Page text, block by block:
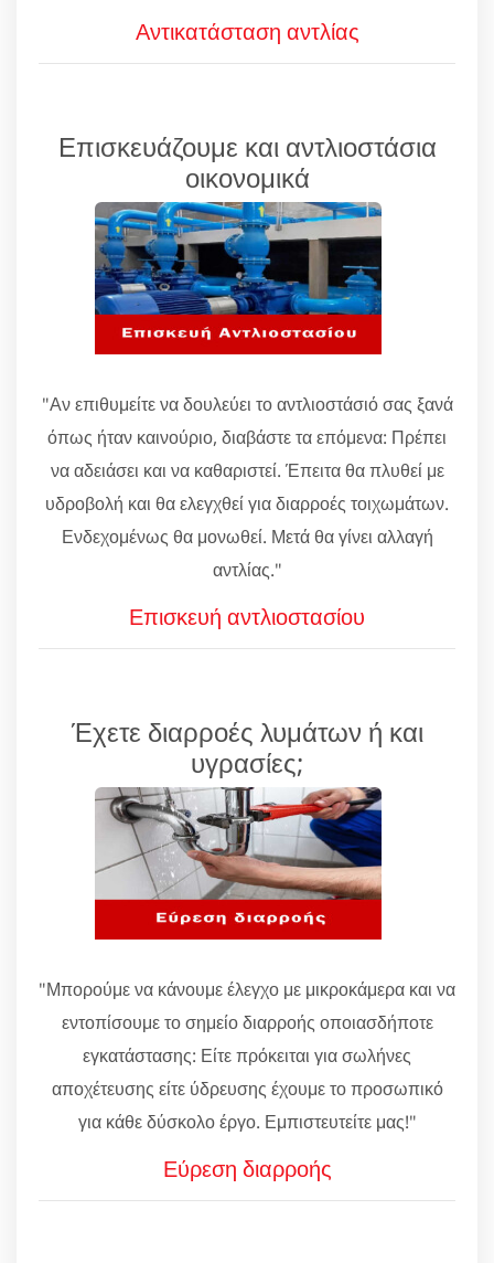
Αντικατάσταση αντλίας
Επισκευάζουμε και αντλιοστάσια
οικονομικά
"Αν επιθυμείτε να δουλεύει το αντλιοστάσιό σας ξανά
όπως ήταν καινούριο, διαβάστε τα επόμενα: Πρέπει
να αδειάσει και να καθαριστεί. Έπειτα θα πλυθεί με
υδροβολή και θα ελεγχθεί για διαρροές τοιχωμάτων.
Ενδεχομένως θα μονωθεί. Μετά θα γίνει αλλαγή
αντλίας."
Επισκευή αντλιοστασίου
Έχετε διαρροές λυμάτων ή και
υγρασίες;
"Μπορούμε να κάνουμε έλεγχο με μικροκάμερα και να
εντοπίσουμε το σημείο διαρροής οποιασδήποτε
εγκατάστασης: Είτε πρόκειται για σωλήνες
αποχέτευσης είτε ύδρευσης έχουμε το προσωπικό
για κάθε δύσκολο έργο. Εμπιστευτείτε μας!"
Εύρεση διαρροής